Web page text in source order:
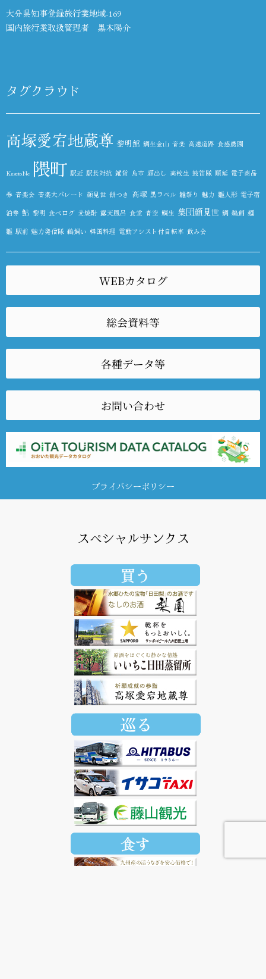
大分県知事登録旅行業地域-169
国内旅行業取扱管理者 黒木陽介
タグクラウド
高塚愛宕地蔵尊 黎明館 鯛生金山 音楽 高速道路 食感農園
KazetoNe 隈町 駅近 駅長対抗 雑貨 鳥市 顔出し 高校生 鼓笛隊 順延 電子商品
券 音楽会 音楽大パレード 顔見世 餅つき 高塚 黒ラベル 雛祭り 魅力 雛人形 電子宿
泊券 鮎 黎明 食べログ 麦焼酎 露天風呂 食堂 青空 鯛生 集団顔見世 鯛 鵜飼 麺
雛 駅前 魅力発信隊 鵜飼い 韓国料理 電動アシスト付自転車 飲み会
WEBカタログ
総会資料等
各種データ等
お問い合わせ
プライバシーポリシー
スペシャルサンクス